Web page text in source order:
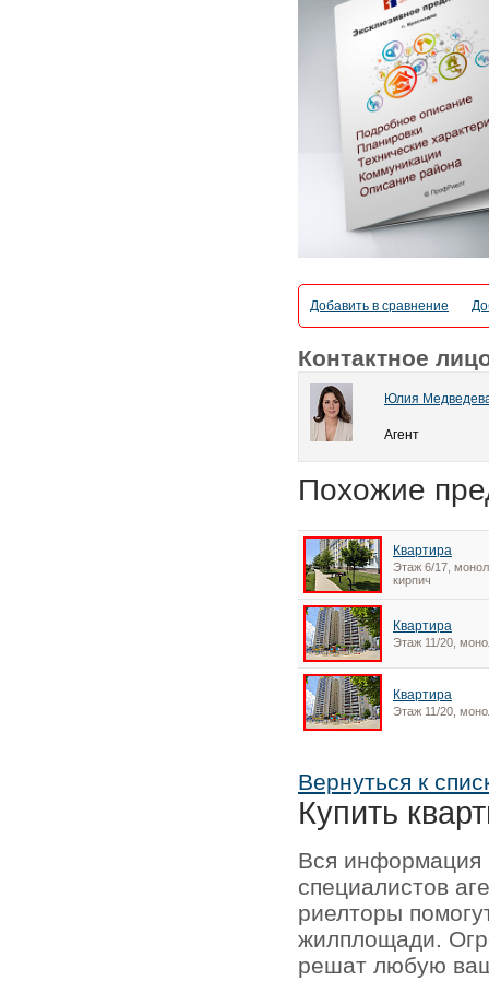
Добавить в сравнение
Контактное
Юлия
Агент
Похожие
Квартира
Этаж 6/17,
кирпич
Квартира
Этаж 11/20,
Квартира
Этаж 11/20,
Вернуться к
Купить
Вся информация
специалистов
риелторы
жилплощади.
решат любую